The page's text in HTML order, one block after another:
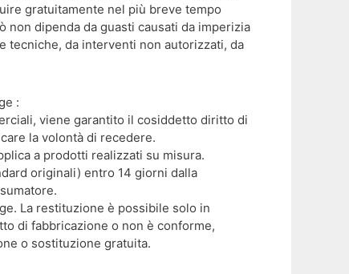
gratuitamente nel più breve tempo
dipenda da guasti causati da imperizia
tecniche, da interventi non autorizzati, da
:
viene garantito il cosiddetto diritto di
la volontà di recedere.
a prodotti realizzati su misura.
originali) entro 14 giorni dalla
La restituzione è possibile solo in
di fabbricazione o non è conforme,
o sostituzione gratuita.